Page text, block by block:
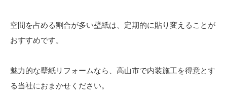
空間を占める割合が多い壁紙は、定期的に貼り変えることが
おすすめです。
魅力的な壁紙リフォームなら、高山市で内装施工を得意とす
る当社におまかせください。